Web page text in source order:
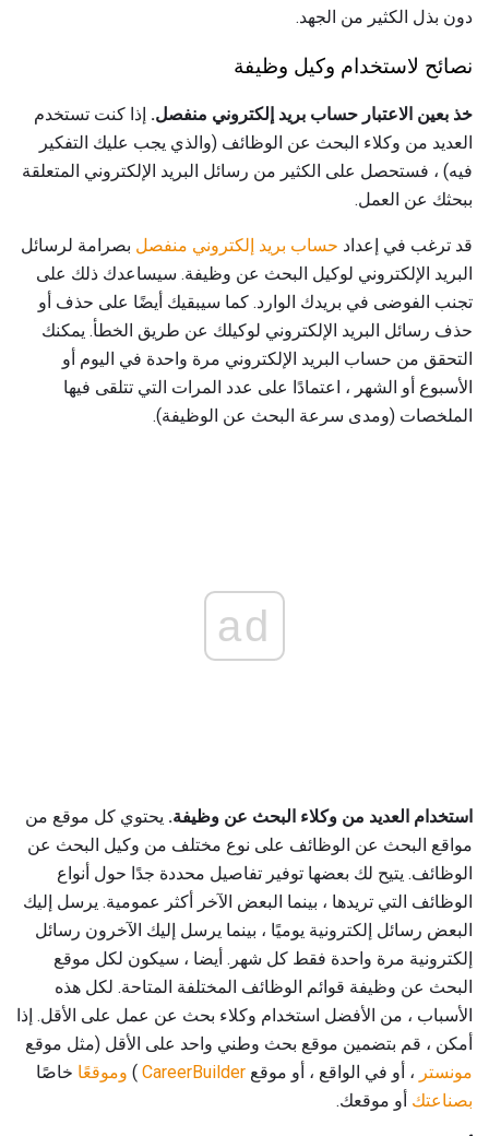
دون بذل الكثير من الجهد.
نصائح لاستخدام وكيل وظيفة
خذ بعين الاعتبار حساب بريد إلكتروني منفصل. إذا كنت تستخدم
العديد من وكلاء البحث عن الوظائف (والذي يجب عليك التفكير
فيه) ، فستحصل على الكثير من رسائل البريد الإلكتروني المتعلقة
ببحثك عن العمل.
قد ترغب في إعداد حساب بريد إلكتروني منفصل بصرامة لرسائل
البريد الإلكتروني لوكيل البحث عن وظيفة. سيساعدك ذلك على
تجنب الفوضى في بريدك الوارد. كما سيبقيك أيضًا على حذف أو
حذف رسائل البريد الإلكتروني لوكيلك عن طريق الخطأ. يمكنك
التحقق من حساب البريد الإلكتروني مرة واحدة في اليوم أو
الأسبوع أو الشهر ، اعتمادًا على عدد المرات التي تتلقى فيها
الملخصات (ومدى سرعة البحث عن الوظيفة).
ad
استخدام العديد من وكلاء البحث عن وظيفة. يحتوي كل موقع من
مواقع البحث عن الوظائف على نوع مختلف من وكيل البحث عن
الوظائف. يتيح لك بعضها توفير تفاصيل محددة جدًا حول أنواع
الوظائف التي تريدها ، بينما البعض الآخر أكثر عمومية. يرسل إليك
البعض رسائل إلكترونية يوميًا ، بينما يرسل إليك الآخرون رسائل
إلكترونية مرة واحدة فقط كل شهر. أيضا ، سيكون لكل موقع
البحث عن وظيفة قوائم الوظائف المختلفة المتاحة. لكل هذه
الأسباب ، من الأفضل استخدام وكلاء بحث عن عمل على الأقل. إذا
أمكن ، قم بتضمين موقع بحث وطني واحد على الأقل (مثل موقع
مونستر ، أو في الواقع ، أو موقع CareerBuilder
) وموقعًا خاصًا
بصناعتك أو موقعك.